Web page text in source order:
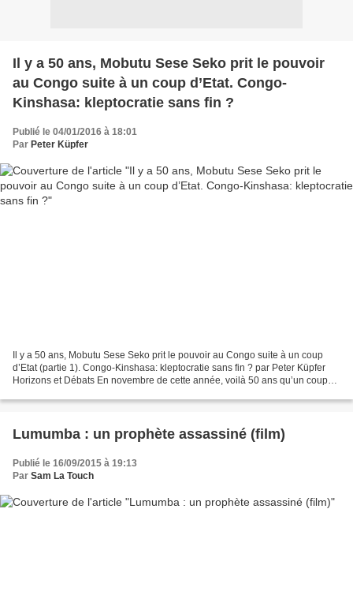
Il y a 50 ans, Mobutu Sese Seko prit le pouvoir
au Congo suite à un coup d’Etat. Congo-
Kinshasa: kleptocratie sans fin ?
Publié le 04/01/2016 à 18:01
Par Peter Küpfer
Il y a 50 ans, Mobutu Sese Seko prit le pouvoir au Congo suite à un coup
d’Etat (partie 1). Congo-Kinshasa: kleptocratie sans fin ? par Peter Küpfer
Horizons et Débats En novembre de cette année, voilà 50 ans qu’un coup
Lumumba : un prophète assassiné (film)
Publié le 16/09/2015 à 19:13
Par Sam La Touch